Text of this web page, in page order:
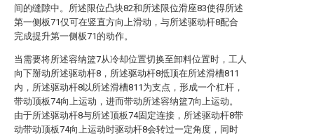
间的缝隙中。所述限位凸块82和所述限位滑座83使得所述
第一侧板71仅可在竖直方向上滑动，与所述驱动杆8配合
完成提升第一侧板71的动作。
当需要将所述容纳篮7从冷却位置切换至卸料位置时，工人
向下掰动所述驱动杆8，所述驱动杆8抵顶在所述滑槽811
内，所述驱动杆8以所述滑槽811为支点，形成一个杠杆，
带动顶板74向上运动，进而带动所述容纳篮7向上运动。
由于所述驱动杆8与所述顶板74固定连接，所述驱动杆8带
动带动顶板74向上运动时驱动杆8会转过一定角度，同时